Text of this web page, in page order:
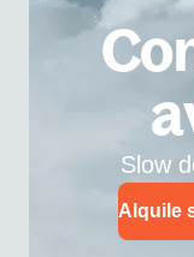
Slow
Alquile